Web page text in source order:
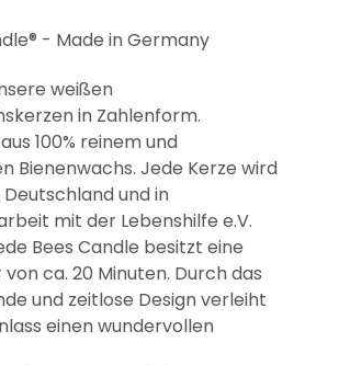
- Made in Germany
weißen
in Zahlenform.
100% reinem und
Bienenwachs. Jede Kerze wird
Deutschland und in
mit der Lebenshilfe e.V.
Bees Candle besitzt eine
ca. 20 Minuten. Durch das
und zeitlose Design verleiht
einen wundervollen